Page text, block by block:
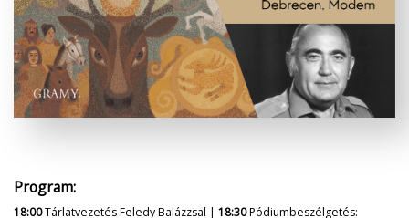
Program:
18:00Tárlatvezetés Feledy Balázzsal | 18:30Pódiumbeszélgetés: